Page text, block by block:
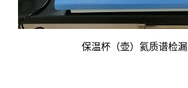
保温杯（壶）氦质谱检漏